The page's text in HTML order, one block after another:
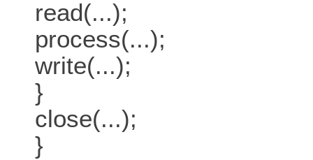
read(...);
process(...);
write(...);
}
close(...);
}